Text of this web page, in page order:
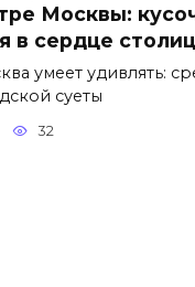
Москвы:
в сердце
умеет удивлять:
суеты
32